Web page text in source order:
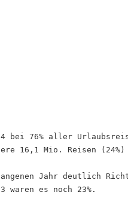
bei 76% aller
16,1 Mio. Reisen (24%)
Jahr deutlich
es noch 23%.